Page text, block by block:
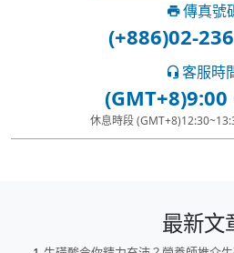
傳真號
(+886)02-
客服時
(GMT+8)9:00
休息時段
最新文